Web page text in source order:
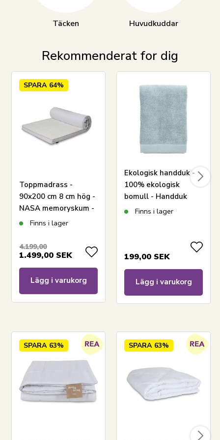
Täcken Huvudkuddar
Rekommenderat for dig
SPARA 64%
Toppmadrass -
90x200 cm 8 cm hög -
NASA memoryskum -
Borg Living -
toppmadrass
Finns i lager
4.199,00
1.499,00 SEK
Lägg i varukorg
Ekologisk handduk -
100% ekologisk
bomull - Handduk
ljusblå 50x100 cm -
Finns i lager
199,00 SEK
Lägg i varukorg
SPARA 63% SPARA 63%